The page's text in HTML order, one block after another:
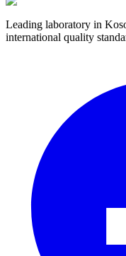
Leading laboratory in
international quality